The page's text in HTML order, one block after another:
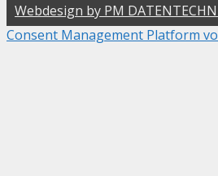
Webdesign by PM
Consent Management Platform